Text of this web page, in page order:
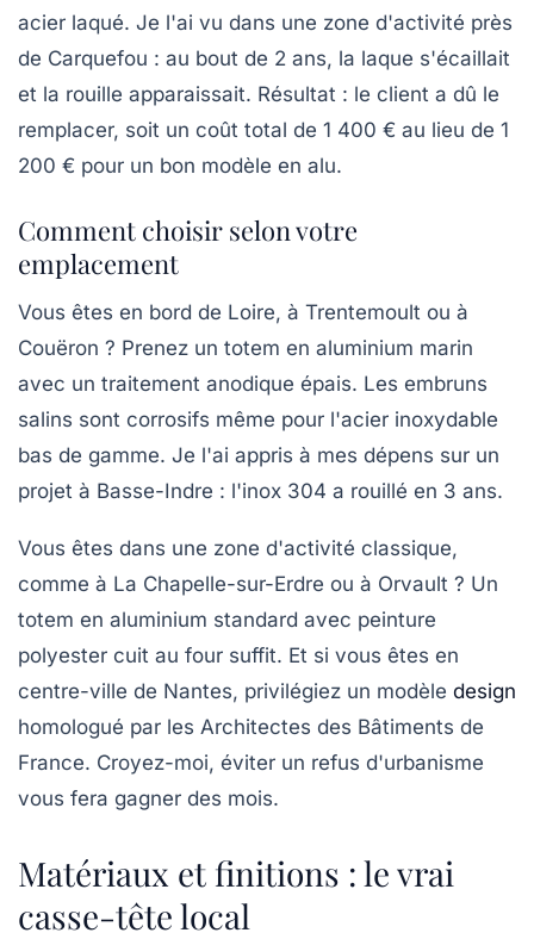
acier laqué. Je l'ai vu dans une zone d'activité près
de Carquefou : au bout de 2 ans, la laque s'écaillait
et la rouille apparaissait. Résultat : le client a dû le
remplacer, soit un coût total de 1 400 € au lieu de 1
200 € pour un bon modèle en alu.
Comment choisir selon votre
emplacement
Vous êtes en bord de Loire, à Trentemoult ou à
Couëron ? Prenez un totem en aluminium marin
avec un traitement anodique épais. Les embruns
salins sont corrosifs même pour l'acier inoxydable
bas de gamme. Je l'ai appris à mes dépens sur un
projet à Basse-Indre : l'inox 304 a rouillé en 3 ans.
Vous êtes dans une zone d'activité classique,
comme à La Chapelle-sur-Erdre ou à Orvault ? Un
totem en aluminium standard avec peinture
polyester cuit au four suffit. Et si vous êtes en
centre-ville de Nantes, privilégiez un modèle design
homologué par les Architectes des Bâtiments de
France. Croyez-moi, éviter un refus d'urbanisme
vous fera gagner des mois.
Matériaux et finitions : le vrai
casse-tête local